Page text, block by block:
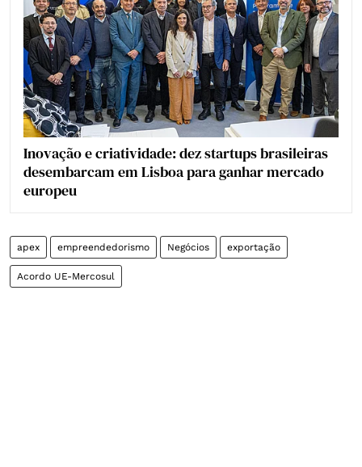
Inovação e criatividade: dez startups brasileiras
desembarcam em Lisboa para ganhar mercado
europeu
apex empreendedorismo Negócios exportação
Acordo UE-Mercosul